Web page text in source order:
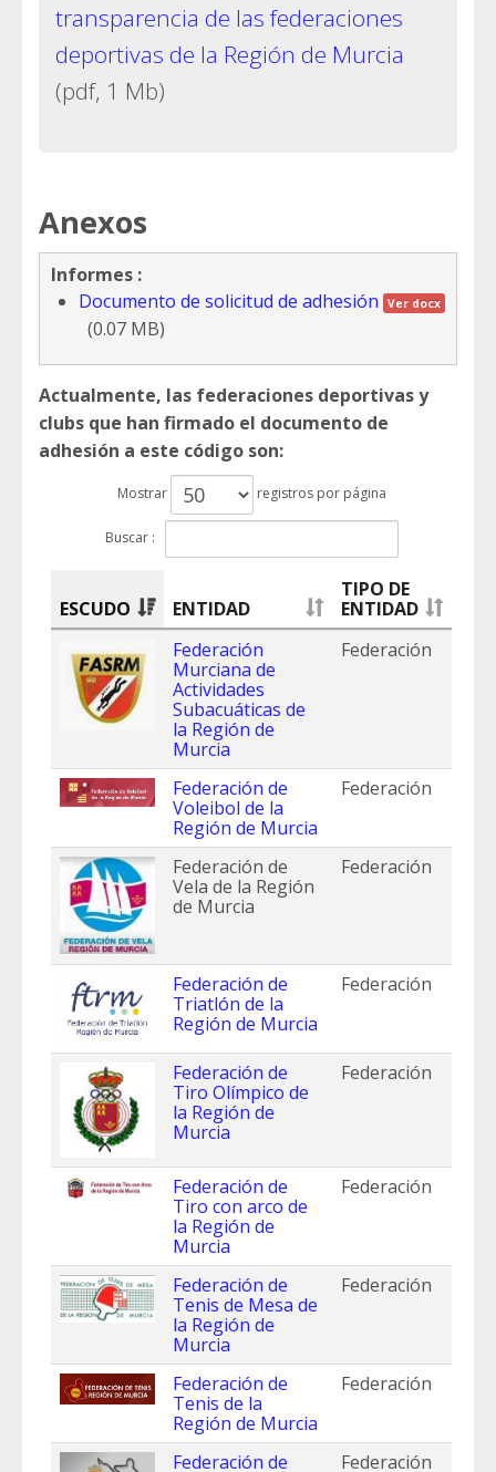
transparencia de las federaciones
deportivas de la Región de Murcia
(pdf, 1 Mb)
Anexos
Informes :
Documento de solicitud de adhesión
Ver docx
(0.07 MB)
Actualmente, las federaciones deportivas y
clubs que han firmado el documento de
adhesión a este código son:
Mostrar registros por página
Buscar :
ESCUDO ENTIDAD
TIPO DE
ENTIDAD
Federación
Murciana de
Actividades
Subacuáticas de
la Región de
Murcia
Federación
Federación de
Voleibol de la
Región de Murcia
Federación
Federación de
Vela de la Región
de Murcia
Federación
Federación de
Triatlón de la
Región de Murcia
Federación
Federación de
Tiro Olímpico de
la Región de
Murcia
Federación
Federación de
Tiro con arco de
la Región de
Murcia
Federación
Federación de
Tenis de Mesa de
la Región de
Murcia
Federación
Federación de
Tenis de la
Región de Murcia
Federación
Federación de
Federación